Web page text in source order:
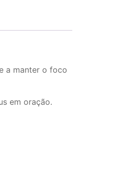
a manter o foco
em oração.